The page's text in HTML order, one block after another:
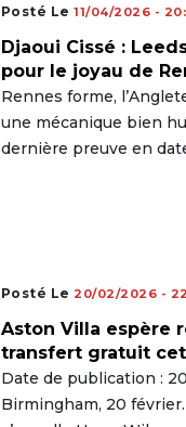
Posté Le11/04/2026 -
Djaoui Cissé :
pour le joyau de
Rennes forme,
une mécanique bien
dernière preuve en
Posté Le 20/02/2026 -
Aston Villa espère
transfert gratuit
Date de publication :
Birmingham, 20